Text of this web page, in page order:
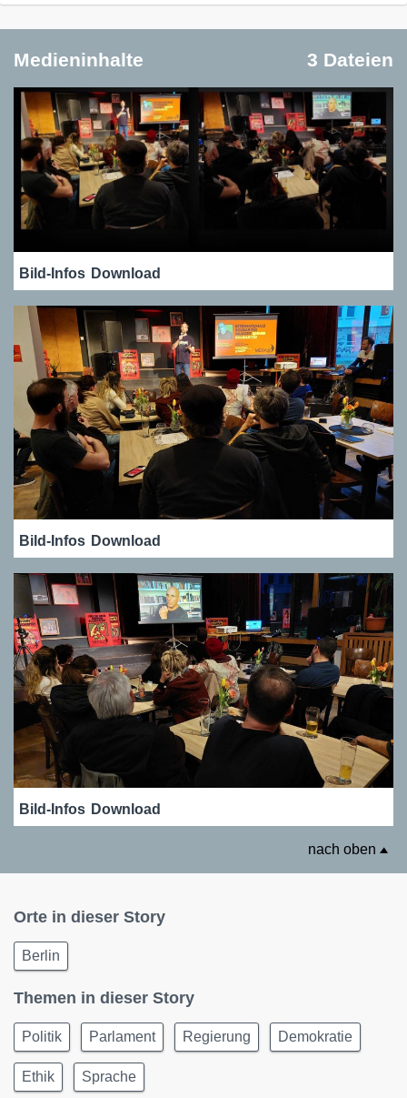
Medieninhalte 3 Dateien
Bild-Infos Download
Bild-Infos Download
Bild-Infos Download
nach oben
Orte in dieser Story
Berlin
Themen in dieser Story
Politik Parlament Regierung Demokratie
Ethik Sprache